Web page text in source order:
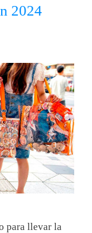
2024
para llevar la